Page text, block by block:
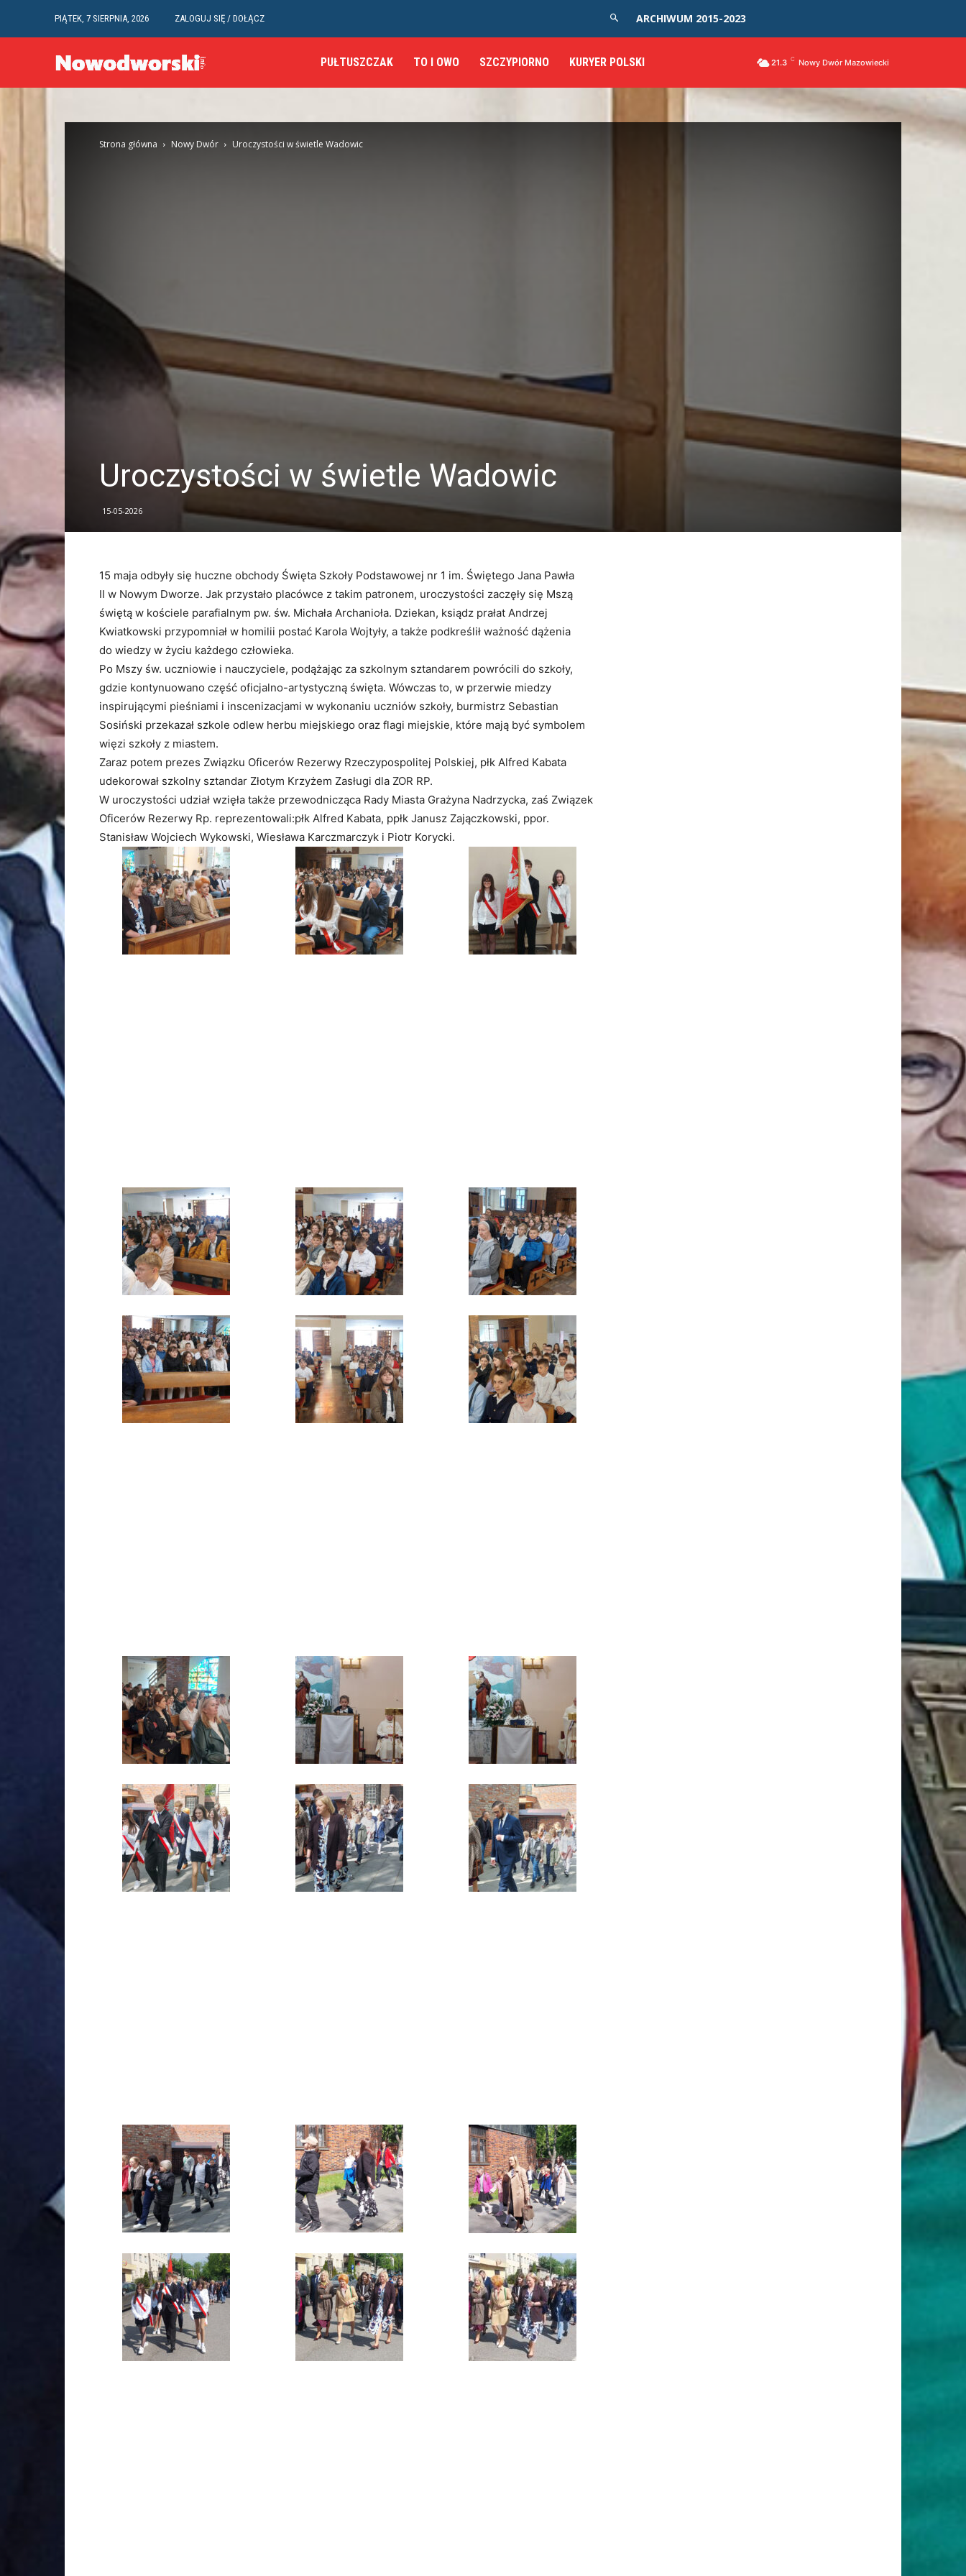
PIĄTEK, 7 SIERPNIA, 2026 ZALOGUJ SIĘ / DOŁĄCZ ARCHIWUM 2015-2023
PUŁTUSZCZAK TO I OWO SZCZYPIORNO KURYER POLSKI 21.3 C Nowy Dwór Mazowiecki
Strona główna Nowy Dwór Uroczystości w świetle Wadowic
Uroczystości w świetle Wadowic
15-05-2026
15 maja odbyły się huczne obchody Święta Szkoły Podstawowej nr 1 im. Świętego Jana Pawła
II w Nowym Dworze. Jak przystało placówce z takim patronem, uroczystości zaczęły się Mszą
świętą w kościele parafialnym pw. św. Michała Archanioła. Dziekan, ksiądz prałat Andrzej
Kwiatkowski przypomniał w homilii postać Karola Wojtyły, a także podkreślił ważność dążenia
do wiedzy w życiu każdego człowieka.
Po Mszy św. uczniowie i nauczyciele, podążając za szkolnym sztandarem powrócili do szkoły,
gdzie kontynuowano część oficjalno-artystyczną święta. Wówczas to, w przerwie miedzy
inspirującymi pieśniami i inscenizacjami w wykonaniu uczniów szkoły, burmistrz Sebastian
Sosiński przekazał szkole odlew herbu miejskiego oraz flagi miejskie, które mają być symbolem
więzi szkoły z miastem.
Zaraz potem prezes Związku Oficerów Rezerwy Rzeczypospolitej Polskiej, płk Alfred Kabata
udekorował szkolny sztandar Złotym Krzyżem Zasługi dla ZOR RP.
W uroczystości udział wzięła także przewodnicząca Rady Miasta Grażyna Nadrzycka, zaś Związek
Oficerów Rezerwy Rp. reprezentowali:płk Alfred Kabata, ppłk Janusz Zajączkowski, ppor.
Stanisław Wojciech Wykowski, Wiesława Karczmarczyk i Piotr Korycki.